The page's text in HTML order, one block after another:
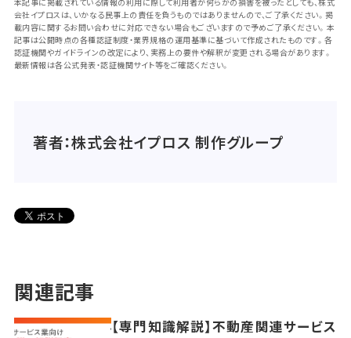
会社イプロスは、いかなる民事上の責任を負うものではありませんので、ご了承ください。掲
載内容に関するお問い合わせに対応できない場合もございますので予めご了承ください。本
記事は公開時点の各種認証制度・業界規格の運用基準に基づいて作成されたものです。各
認証機関やガイドラインの改定により、実務上の要件や解釈が変更される場合があります。
最新情報は各公式発表・認証機関サイト等をご確認ください。
著者：株式会社イプロス 制作グループ
関連記事
【専門知識解説】不動産関連サービス